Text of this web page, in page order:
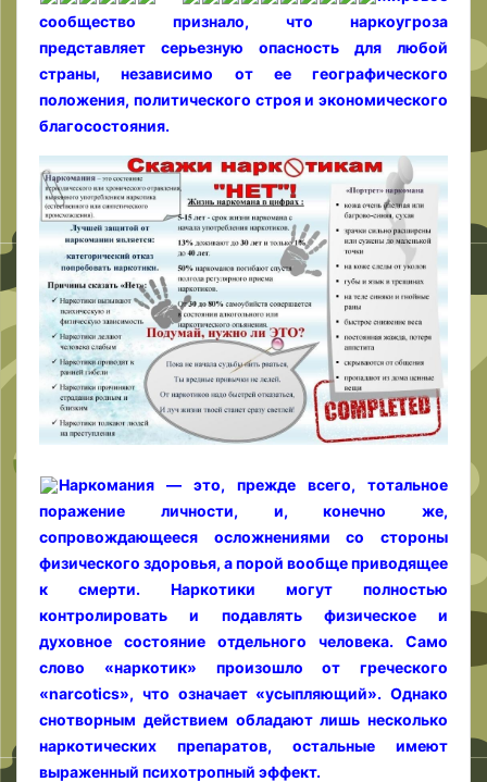
сообщество признало, что наркоугроза
представляет серьезную опасность для любой
страны, независимо от ее географического
положения, политического строя и экономического
благосостояния.
Наркомания — это, прежде всего, тотальное
поражение личности, и, конечно же,
сопровождающееся осложнениями со стороны
физического здоровья, а порой вообще приводящее
к смерти. Наркотики могут полностью
контролировать и подавлять физическое и
духовное состояние отдельного человека. Само
слово «наркотик» произошло от греческого
«narcotics», что означает «усыпляющий». Однако
снотворным действием обладают лишь несколько
наркотических препаратов, остальные имеют
выраженный психотропный эффект.